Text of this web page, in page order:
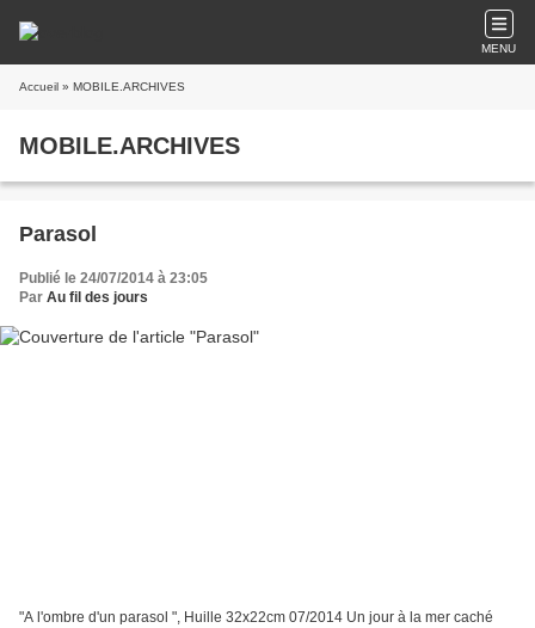
MENU
Accueil » MOBILE.ARCHIVES
MOBILE.ARCHIVES
Parasol
Publié le 24/07/2014 à 23:05
Par Au fil des jours
"A l'ombre d'un parasol ", Huille 32x22cm 07/2014 Un jour à la mer caché